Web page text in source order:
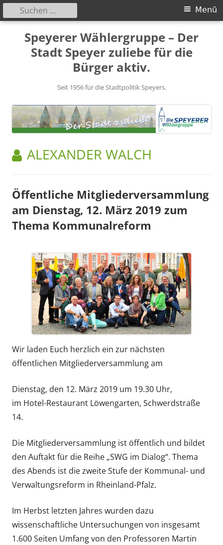
Speyerer Wählergruppe – Der
Stadt Speyer zuliebe für die
Bürger aktiv.
Seit 1956 für die Stadtpolitik Speyers.
Primäres
Menü
Menü
Suchen
nach:
AUTOR:
ALEXANDER WALCH
Öffentliche Mitgliederversammlung
am Dienstag, 12. März 2019 zum
Thema Kommunalreform
Wir laden Euch herzlich ein zur nächsten
öffentlichen Mitgliederversammlung am
Dienstag, den 12. März 2019 um 19.30 Uhr,
im Hotel-Restaurant Löwengarten, Schwerdstraße
14.
Die Mitgliederversammlung ist öffentlich und bildet
den Auftakt für die Reihe „SWG im Dialog“. Thema
des Abends ist die zweite Stufe der Kommunal- und
Verwaltungsreform in Rheinland-Pfalz.
Im Herbst letzten Jahres wurden dazu
wissenschaftliche Untersuchungen von insgesamt
1.600 Seiten Umfang von den Professoren Martin